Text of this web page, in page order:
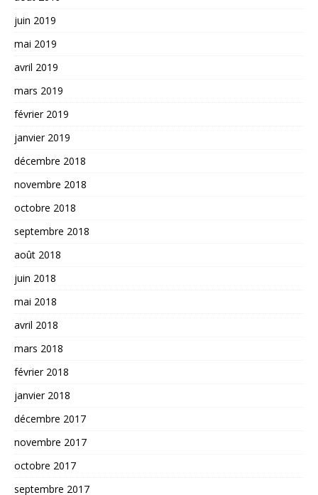
juin 2019
mai 2019
avril 2019
mars 2019
février 2019
janvier 2019
décembre 2018
novembre 2018
octobre 2018
septembre 2018
août 2018
juin 2018
mai 2018
avril 2018
mars 2018
février 2018
janvier 2018
décembre 2017
novembre 2017
octobre 2017
septembre 2017